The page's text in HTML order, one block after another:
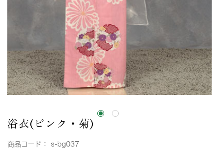
浴衣(ピンク・菊)
商品コード： s-bg037